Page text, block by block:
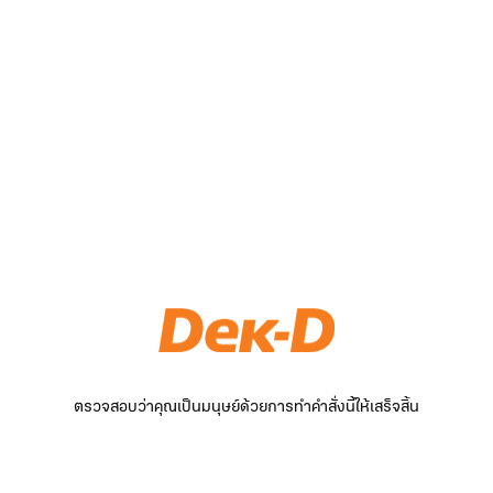
ตรวจสอบว่าคุณเป็นมนุษย์ด้วยการทำคำสั่งนี้ให้เสร็จสิ้น